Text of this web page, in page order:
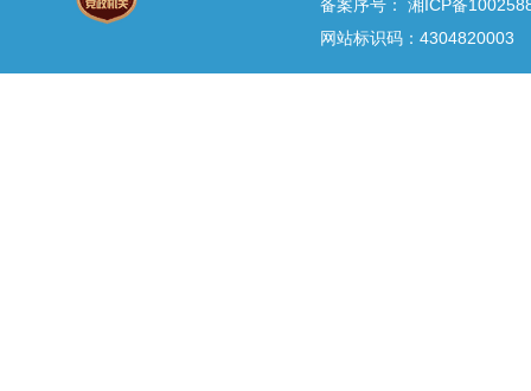
备案序号： 湘ICP备
网站标识码：